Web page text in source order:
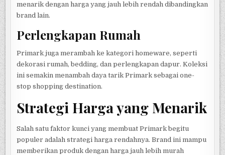
menarik dengan harga yang jauh lebih rendah dibandingkan
brand lain.
Perlengkapan Rumah
Primark juga merambah ke kategori homeware, seperti
dekorasi rumah, bedding, dan perlengkapan dapur. Koleksi
ini semakin menambah daya tarik Primark sebagai one-
stop shopping destination.
Strategi Harga yang Menarik
Salah satu faktor kunci yang membuat Primark begitu
populer adalah strategi harga rendahnya. Brand ini mampu
memberikan produk dengan harga jauh lebih murah